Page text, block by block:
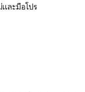
ละมือโปร